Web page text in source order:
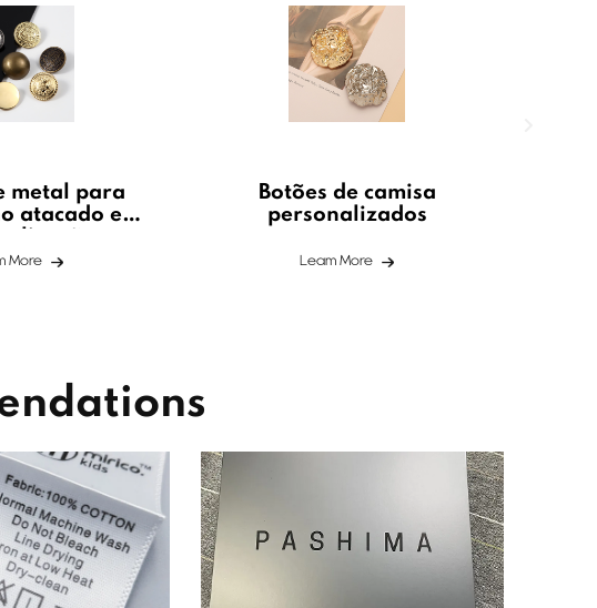
metal para
atacado e
More
Botões de camisa
personalizados
Leam More